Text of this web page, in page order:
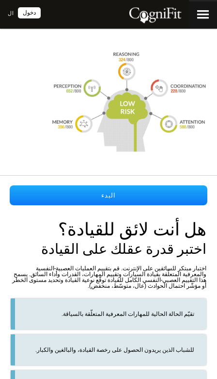
ال دخول
البدء
هل أنت لائق للقيادة؟
اختبر قدرة عقلك على القيادة
اختبار مبتكر للسائقين على الإنترنت. قم بتقييم العمليات العصبية-النفسية
والمعرفية المتعلّقة بقيادة السيارات وتقييم المهارات، القدرات وأداء السائق. يسمح
هذا التقييم العصبي-النفسي الكامل للقيادة توقّع نوعية القيادة وتحديد مستوى الخطر
أو مؤشّر احتمال الحوادث (عال، متوسّط، منخفض).
تقيّم الحالة الحالية للمهارات المعرفية المتعلّقة بالسياقة.
للشباب الذين يريدون الحصول على رخصة القيادة، والبالغين والكبار.